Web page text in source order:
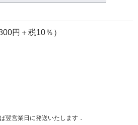
円＋税10％）
翌営業日に発送いたします．